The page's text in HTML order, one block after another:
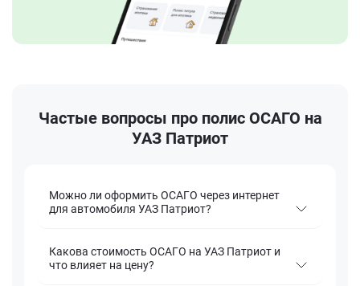
Частые вопросы про полис ОСАГО на
УАЗ Патриот
Можно ли оформить ОСАГО через интернет
для автомобиля УАЗ Патриот?
Какова стоимость ОСАГО на УАЗ Патриот и
что влияет на цену?